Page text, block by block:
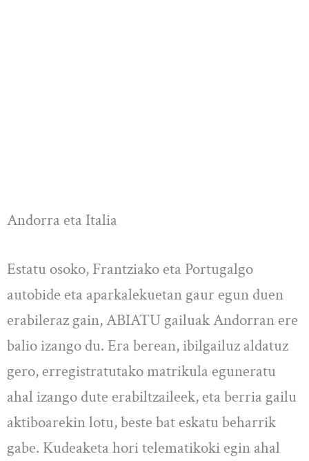
Andorra eta Italia
Estatu osoko, Frantziako eta Portugalgo
autobide eta aparkalekuetan gaur egun duen
erabileraz gain, ABIATU gailuak Andorran ere
balio izango du. Era berean, ibilgailuz aldatuz
gero, erregistratutako matrikula eguneratu
ahal izango dute erabiltzaileek, eta berria gailu
aktiboarekin lotu, beste bat eskatu beharrik
gabe. Kudeaketa hori telematikoki egin ahal